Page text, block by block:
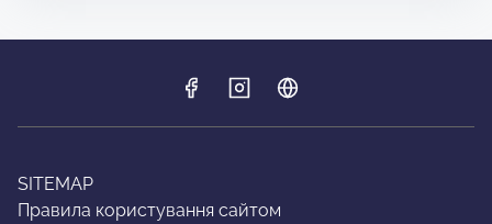
SITEMAP
Правила користування сайтом